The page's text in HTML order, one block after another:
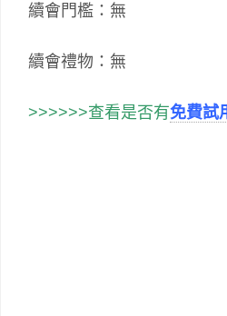
續會門檻：無
續會禮物：無
>>>>>>查看是否有免費試